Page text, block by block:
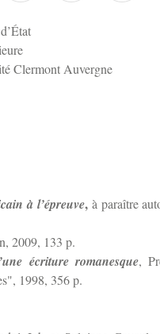
Clermont Auvergne
à l’épreuve, à paraître
2009, 133 p.
écriture romanesque,
1998, 356 p.